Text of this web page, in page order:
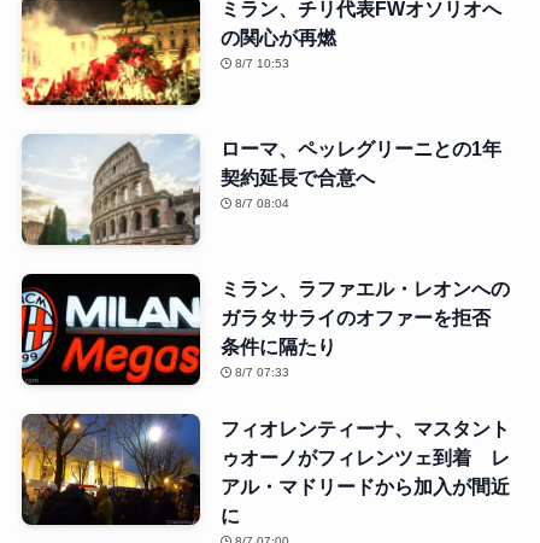
ミラン、チリ代表FWオソリオへ
の関心が再燃
8/7 10:53
ローマ、ペッレグリーニとの1年
契約延長で合意へ
8/7 08:04
ミラン、ラファエル・レオンへの
ガラタサライのオファーを拒否
条件に隔たり
8/7 07:33
フィオレンティーナ、マスタント
ゥオーノがフィレンツェ到着 レ
アル・マドリードから加入が間近
に